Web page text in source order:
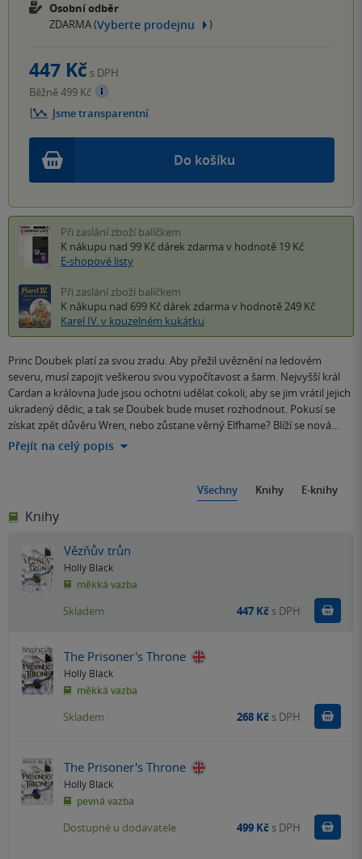
Osobní odběr
ZDARMA (Vyberte prodejnu )
Do košíku
447 Kč s DPH
Běžně 499 Kč
Jsme transparentní
Při zaslání zboží balíčkem
K nákupu nad 99 Kč dárek zdarma v hodnotě 19 Kč
E-shopové listy
Při zaslání zboží balíčkem
K nákupu nad 699 Kč dárek zdarma v hodnotě 249 Kč
Karel IV. v kouzelném kukátku
Princ Doubek platí za svou zradu. Aby přežil uvěznění na ledovém
severu, musí zapojit veškerou svou vypočítavost a šarm. Nejvyšší král
Cardan a královna Jude jsou ochotni udělat cokoli, aby se jim vrátil jejich
ukradený dědic, a tak se Doubek bude muset rozhodnout. Pokusí se
získat zpět důvěru Wren, nebo zůstane věrný Elfhame? Blíží se nová…
Přejít na celý popis
Všechny Knihy E-knihy
Knihy
Vězňův trůn
Holly Black
měkká vazba
Skladem 447 Kč s DPH
The Prisoner's Throne
Holly Black
měkká vazba
Skladem 268 Kč s DPH
The Prisoner's Throne
Holly Black
pevná vazba
Dostupné u dodavatele 499 Kč s DPH